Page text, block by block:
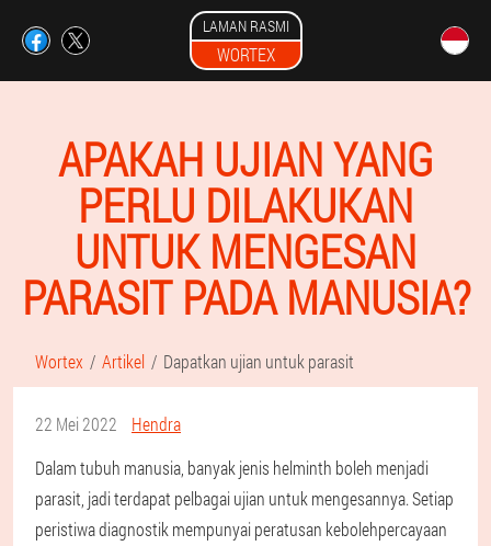
LAMAN RASMI
WORTEX
APAKAH UJIAN YANG
PERLU DILAKUKAN
UNTUK MENGESAN
PARASIT PADA MANUSIA?
Wortex Artikel Dapatkan ujian untuk parasit
22 Mei 2022
Hendra
Dalam tubuh manusia, banyak jenis helminth boleh menjadi
parasit, jadi terdapat pelbagai ujian untuk mengesannya. Setiap
peristiwa diagnostik mempunyai peratusan kebolehpercayaan